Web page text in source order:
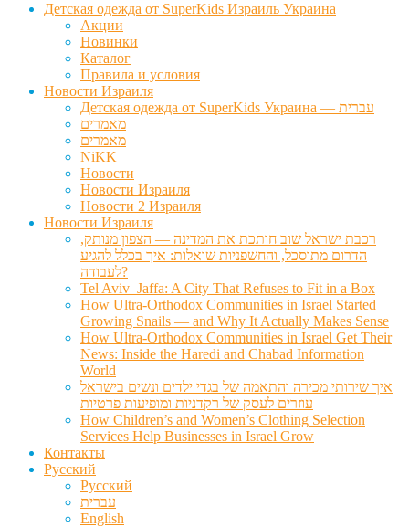
Детская одежда от SuperKids Израиль Украина
Акции
Новинки
Каталог
Правила и условия
Новости Израиля
Детская одежда от SuperKids Украина — עברית
מאמרים
מאמרים
NiKK
Новости
Новости Израиля
Новости 2 Израиля
Новости Израиля
רכבת ישראל שוב חותכת את המדינה — הצפון מנותק,
הדרום מתוסכל, והחשפניות שואלות: איך בכלל להגיע
לעבודה?
Tel Aviv–Jaffa: A City That Refuses to Fit in a Box
How Ultra-Orthodox Communities in Israel Started
Growing Snails — and Why It Actually Makes Sense
How Ultra-Orthodox Communities in Israel Get Their
News: Inside the Haredi and Chabad Information
World
איך שירותי מכירה והתאמה של בגדי ילדים ונשים בישראל
עוזרים לעסק של רקדניות ומופיעות פרטיות
How Children’s and Women’s Clothing Selection
Services Help Businesses in Israel Grow
Контакты
Русский
Русский
עברית
English